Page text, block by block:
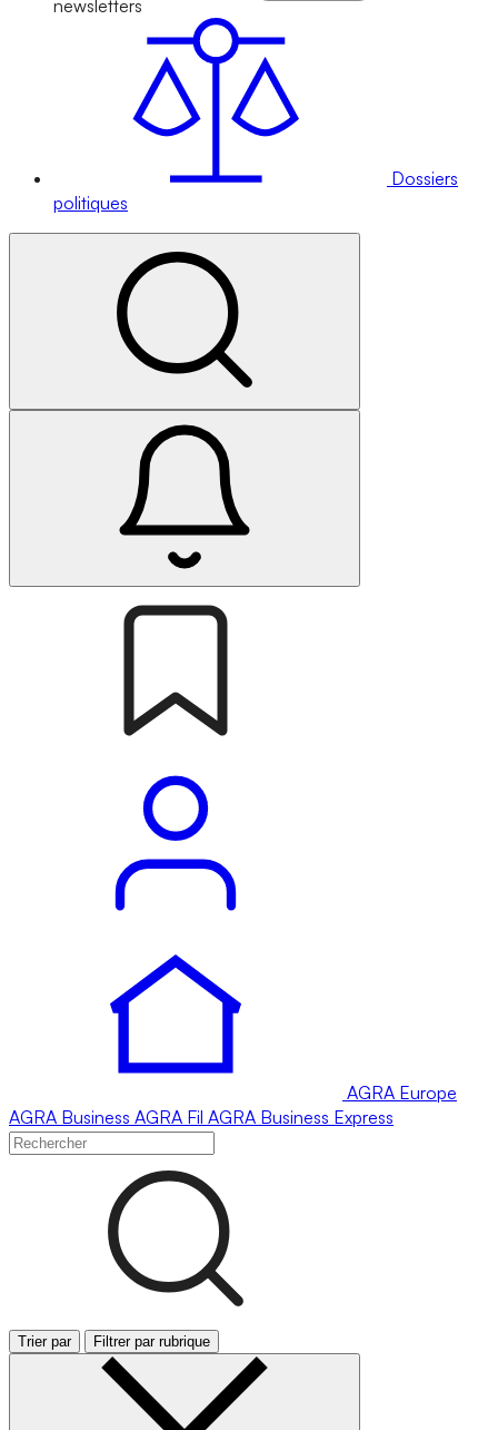
newsletters
Dossiers
politiques
AGRA Europe
AGRA Business AGRA Fil AGRA Business Express
Trier par Filtrer par rubrique